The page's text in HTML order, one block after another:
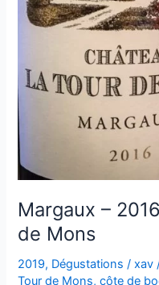
2018
Jean-
Michel
Dupré
Margaux –
de Mons
2019, Dégustations /xav
Tour de Mons,côte de